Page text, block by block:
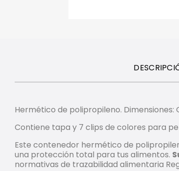
Hermético de polipropileno. Dimensiones:
Contiene tapa y 7 clips de colores para
Este contenedor hermético de
una protección total para tus alimentos.
normativas de trazabilidad alimentaria